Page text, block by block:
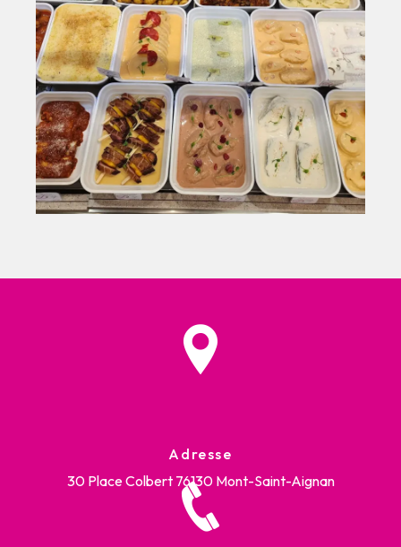
Adresse
30 Place Colbert 76130 Mont-Saint-Aignan